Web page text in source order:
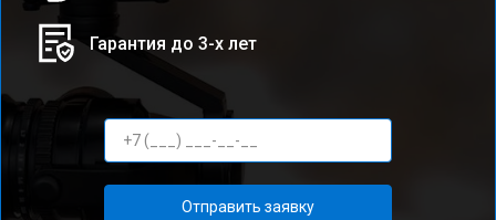
Гарантия до 3-х лет
Отправить заявку